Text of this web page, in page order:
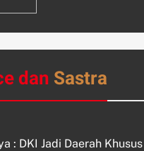
dan Sastra
: DKI Jadi Daerah